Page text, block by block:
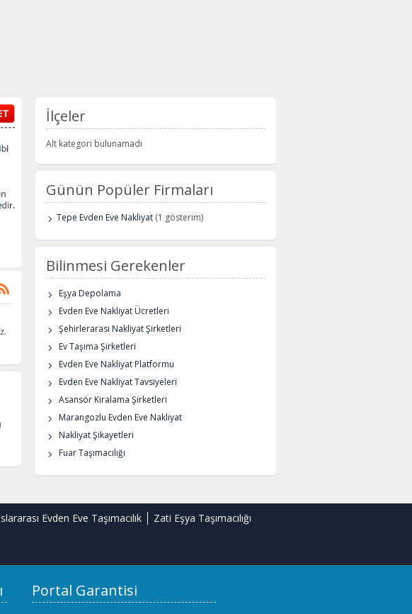
İlçeler
Alt kategori bulunamadı
Günün Popüler Firmaları
Tepe Evden Eve Nakliyat (1 gösterim)
Bilinmesi Gerekenler
Eşya Depolama
Evden Eve Nakliyat Ücretleri
Şehirlerarası Nakliyat Şirketleri
Ev Taşıma Şirketleri
Evden Eve Nakliyat Platformu
Evden Eve Nakliyat Tavsiyeleri
Asansör Kiralama Şirketleri
Marangozlu Evden Eve Nakliyat
Nakliyat Şikayetleri
Fuar Taşımacılığı
Evden Eve Taşımacılık Zati Eşya Taşımacılığı
Portal Garantisi